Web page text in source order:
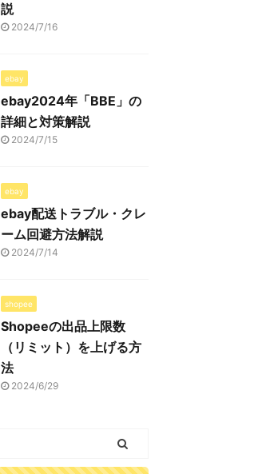
説
2024/7/16
ebay
ebay2024年「BBE」の
詳細と対策解説
2024/7/15
ebay
ebay配送トラブル・クレ
ーム回避方法解説
2024/7/14
shopee
Shopeeの出品上限数
（リミット）を上げる方
法
2024/6/29